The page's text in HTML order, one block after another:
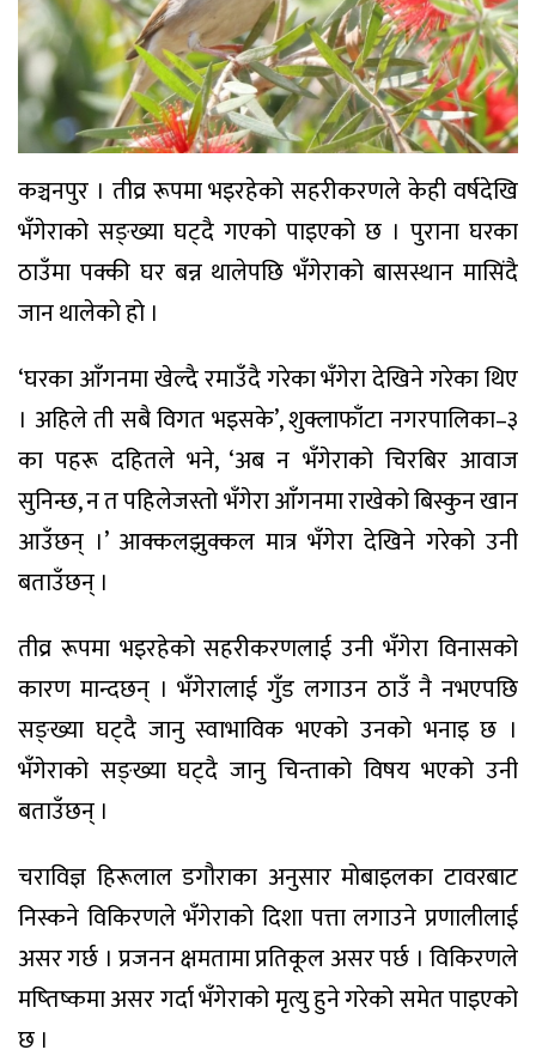
कञ्चनपुर । तीव्र रूपमा भइरहेको सहरीकरणले केही वर्षदेखि
भँगेराको सङ्ख्या घट्दै गएको पाइएको छ । पुराना घरका
ठाउँमा पक्की घर बन्न थालेपछि भँगेराको बासस्थान मासिंदै
जान थालेको हो ।
‘घरका आँगनमा खेल्दै रमाउँदै गरेका भँगेरा देखिने गरेका थिए
। अहिले ती सबै विगत भइसके’, शुक्लाफाँटा नगरपालिका–३
का पहरू दहितले भने, ‘अब न भँगेराको चिरबिर आवाज
सुनिन्छ, न त पहिलेजस्तो भँगेरा आँगनमा राखेको बिस्कुन खान
आउँछन् ।’ आक्कलझुक्कल मात्र भँगेरा देखिने गरेको उनी
बताउँछन् ।
तीव्र रूपमा भइरहेको सहरीकरणलाई उनी भँगेरा विनासको
कारण मान्दछन् । भँगेरालाई गुँड लगाउन ठाउँ नै नभएपछि
सङ्ख्या घट्दै जानु स्वाभाविक भएको उनको भनाइ छ ।
भँगेराको सङ्ख्या घट्दै जानु चिन्ताको विषय भएको उनी
बताउँछन् ।
चराविज्ञ हिरूलाल डगौराका अनुसार मोबाइलका टावरबाट
निस्कने विकिरणले भँगेराको दिशा पत्ता लगाउने प्रणालीलाई
असर गर्छ । प्रजनन क्षमतामा प्रतिकूल असर पर्छ । विकिरणले
मष्तिष्कमा असर गर्दा भँगेराको मृत्यु हुने गरेको समेत पाइएको
छ ।